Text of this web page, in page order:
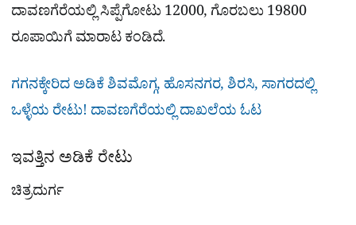
ದಾವಣಗೆರೆಯಲ್ಲಿ ಸಿಪ್ಪೆಗೋಟು 12000, ಗೊರಬಲು 19800
ರೂಪಾಯಿಗೆ ಮಾರಾಟ ಕಂಡಿದೆ.
ಗಗನಕ್ಕೇರಿದ ಅಡಿಕೆ ಶಿವಮೊಗ್ಗ, ಹೊಸನಗರ, ಶಿರಸಿ, ಸಾಗರದಲ್ಲಿ
ಒಳ್ಳೆಯ ರೇಟು! ದಾವಣಗೆರೆಯಲ್ಲಿ ದಾಖಲೆಯ ಓಟ
ಇವತ್ತಿನ ಅಡಿಕೆ ರೇಟು
ಚಿತ್ರದುರ್ಗ